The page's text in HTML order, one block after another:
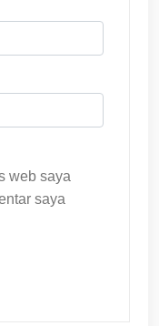
web saya
saya